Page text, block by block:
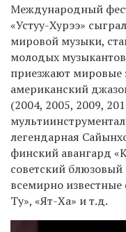
Международный
«Устуу-Хурээ»
мировой музыки,
молодых
приезжают мировые
американский
(2004, 2005, 2009,
легендарная
финский авангард
советский
всемирно
Ту», «Ят-Ха» и т.д.